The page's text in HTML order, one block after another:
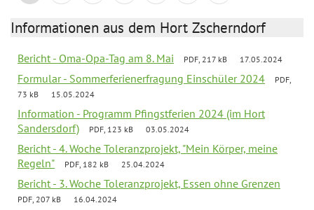
Informationen aus dem Hort Zscherndorf
Bericht - Oma-Opa-Tag am 8. Mai PDF, 217 kB 17.05.2024
Formular - Sommerferienerfragung Einschüler 2024
PDF,
73 kB
15.05.2024
Information - Programm Pfingstferien 2024 (im Hort
Sandersdorf)
PDF, 123 kB 03.05.2024
Bericht - 4. Woche Toleranzprojekt, "Mein Körper, meine
Regeln"
PDF, 182 kB 25.04.2024
Bericht - 3. Woche Toleranzprojekt, Essen ohne Grenzen
PDF, 207 kB 16.04.2024